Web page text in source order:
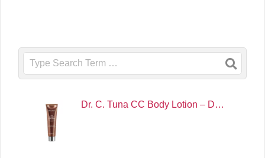
Search
Dr. C. Tuna CC Body Lotion – D…